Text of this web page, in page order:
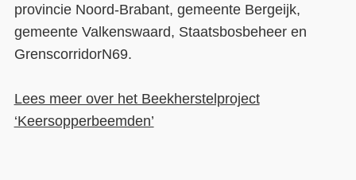
provincie Noord-Brabant, gemeente Bergeijk,
gemeente Valkenswaard, Staatsbosbeheer en
GrenscorridorN69.
Lees meer over het Beekherstelproject
‘Keersopperbeemden’